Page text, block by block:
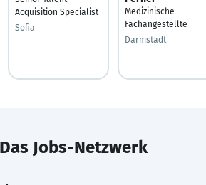
Acquisition Specialist
Sofia
Medizinische
Fachangestellte
Darmstadt
Jobs-Netzwerk